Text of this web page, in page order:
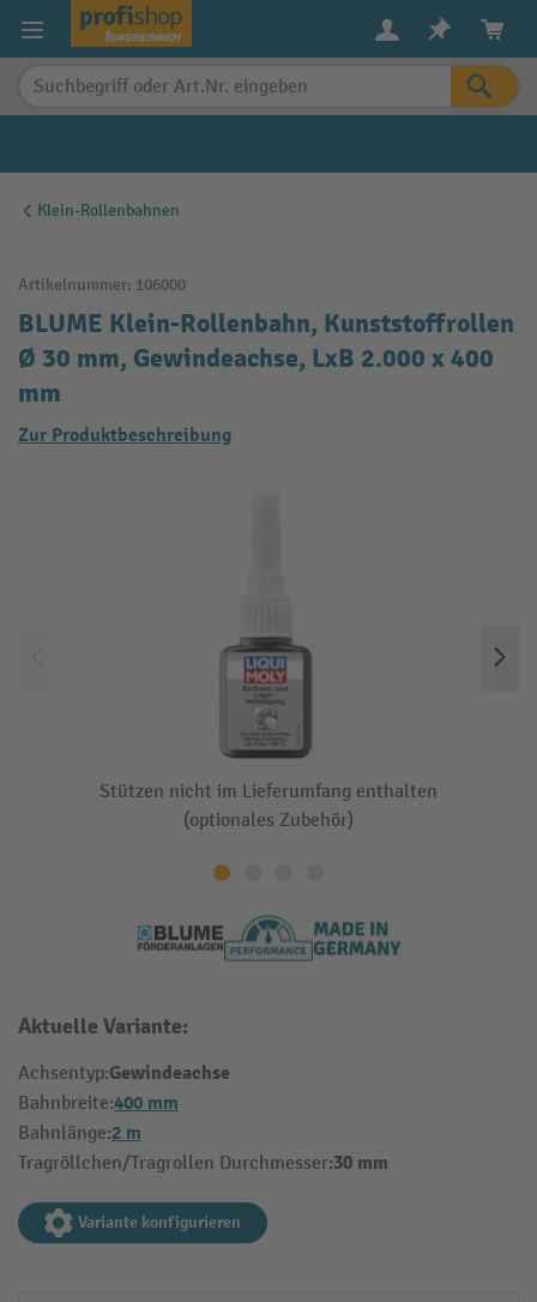
springen
Klein-Rollenbahnen
Artikelnummer: 106000
BLUME Klein-Rollenbahn, Kunststoffrollen
Ø 30 mm, Gewindeachse, LxB 2.000 x 400
mm
Zur Produktbeschreibung
Stützen nicht im Lieferumfang enthalten
(optionales Zubehör)
Aktuelle Variante:
Achsentyp:Gewindeachse
Bahnbreite:400 mm
Bahnlänge:2 m
Tragröllchen/Tragrollen Durchmesser:30 mm
Variante konfigurieren